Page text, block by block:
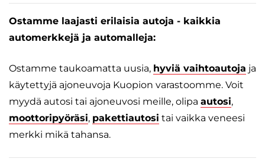
Ostamme laajasti erilaisia autoja - kaikkia
automerkkejä ja automalleja:
Ostamme taukoamatta uusia, hyviä vaihtoautoja ja
käytettyjä ajoneuvoja Kuopion varastoomme. Voit
myydä autosi tai ajoneuvosi meille, olipa autosi,
moottoripyöräsi, pakettiautosi tai vaikka veneesi
merkki mikä tahansa.